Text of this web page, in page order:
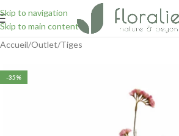
Skip to navigation
Skip to main content
Accueil/Outlet/Tiges
-35%